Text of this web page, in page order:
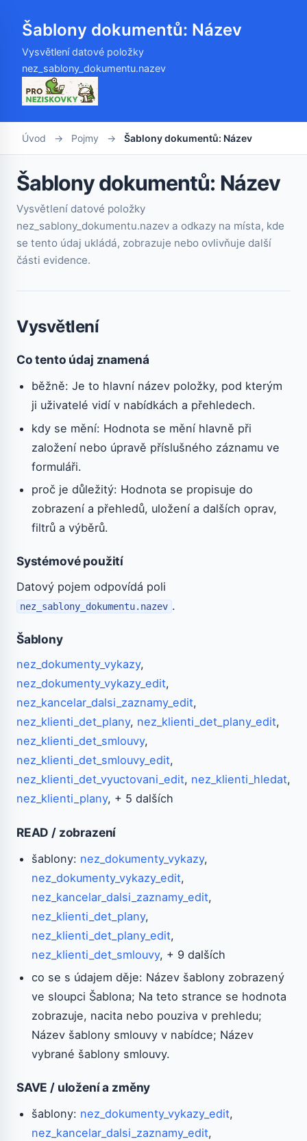
Šablony dokumentů: Název
Vysvětlení datové položky
nez_sablony_dokumentu.nazev
Úvod → Pojmy → Šablony dokumentů: Název
Šablony dokumentů: Název
Vysvětlení datové položky
nez_sablony_dokumentu.nazev a odkazy na místa, kde
se tento údaj ukládá, zobrazuje nebo ovlivňuje další
části evidence.
Vysvětlení
Co tento údaj znamená
běžně: Je to hlavní název položky, pod kterým
ji uživatelé vidí v nabídkách a přehledech.
kdy se mění: Hodnota se mění hlavně při
založení nebo úpravě příslušného záznamu ve
formuláři.
proč je důležitý: Hodnota se propisuje do
zobrazení a přehledů, uložení a dalších oprav,
filtrů a výběrů.
Systémové použití
Datový pojem odpovídá poli
nez_sablony_dokumentu.nazev .
Šablony
nez_dokumenty_vykazy,
nez_dokumenty_vykazy_edit,
nez_kancelar_dalsi_zaznamy_edit,
nez_klienti_det_plany, nez_klienti_det_plany_edit,
nez_klienti_det_smlouvy,
nez_klienti_det_smlouvy_edit,
nez_klienti_det_vyuctovani_edit, nez_klienti_hledat,
nez_klienti_plany, + 5 dalších
READ / zobrazení
šablony: nez_dokumenty_vykazy,
nez_dokumenty_vykazy_edit,
nez_kancelar_dalsi_zaznamy_edit,
nez_klienti_det_plany,
nez_klienti_det_plany_edit,
nez_klienti_det_smlouvy, + 9 dalších
co se s údajem děje: Název šablony zobrazený
ve sloupci Šablona; Na teto strance se hodnota
zobrazuje, nacita nebo pouziva v prehledu;
Název šablony smlouvy v nabídce; Název
vybrané šablony smlouvy.
SAVE / uložení a změny
šablony: nez_dokumenty_vykazy_edit,
nez_kancelar_dalsi_zaznamy_edit,